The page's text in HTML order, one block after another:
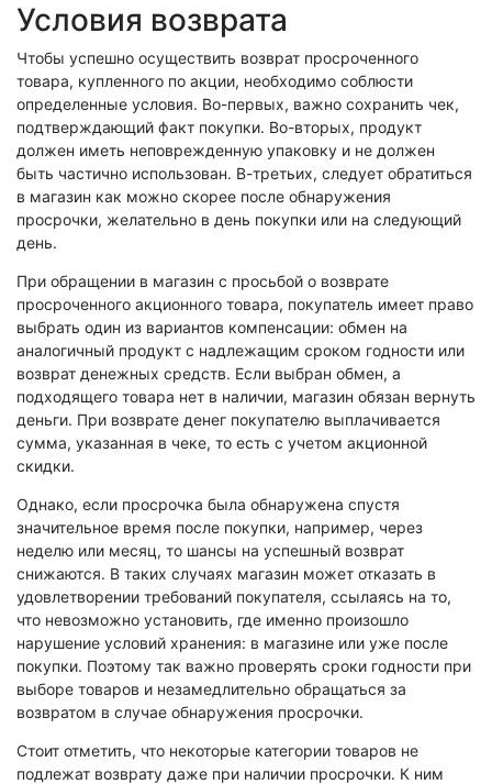
Компьютерно-техническая экспертиза
Экспертиза игрового оборудования
Пожарно-техническая экспертиза
Экологическая экспертиза
Физико-химическая экспертиза
Экспертиза изделий из металлов
Юридико-лингвистическая экспертиза
Юридическая экспертиза
Исследования на полиграфе
Комплексная экспертиза
Геммологическая экспертиза (ювелирная)
Заключение эксперта на иностранном языке
Приемка квартиры
Экспертиза по технике безопасности
Физико-химическая экспертиза
Условия возврата
Чтобы успешно осуществить возврат просроченного
товара, купленного по акции, необходимо соблюсти
определенные условия. Во-первых, важно сохранить чек,
подтверждающий факт покупки. Во-вторых, продукт
должен иметь неповрежденную упаковку и не должен
быть частично использован. В-третьих, следует обратиться
в магазин как можно скорее после обнаружения
просрочки, желательно в день покупки или на следующий
день.
При обращении в магазин с просьбой о возврате
просроченного акционного товара, покупатель имеет право
выбрать один из вариантов компенсации: обмен на
аналогичный продукт с надлежащим сроком годности или
возврат денежных средств. Если выбран обмен, а
подходящего товара нет в наличии, магазин обязан вернуть
деньги. При возврате денег покупателю выплачивается
сумма, указанная в чеке, то есть с учетом акционной
скидки.
Однако, если просрочка была обнаружена спустя
значительное время после покупки, например, через
неделю или месяц, то шансы на успешный возврат
снижаются. В таких случаях магазин может отказать в
удовлетворении требований покупателя, ссылаясь на то,
что невозможно установить, где именно произошло
нарушение условий хранения: в магазине или уже после
покупки. Поэтому так важно проверять сроки годности при
выборе товаров и незамедлительно обращаться за
возвратом в случае обнаружения просрочки.
Стоит отметить, что некоторые категории товаров не
подлежат возврату даже при наличии просрочки. К ним